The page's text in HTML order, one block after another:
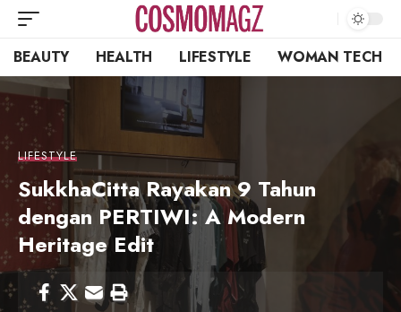
BEAUTY HEALTH LIFESTYLE WOMAN TECH
LIFESTYLE
SukkhaCitta Rayakan 9 Tahun
dengan PERTIWI: A Modern
Heritage Edit